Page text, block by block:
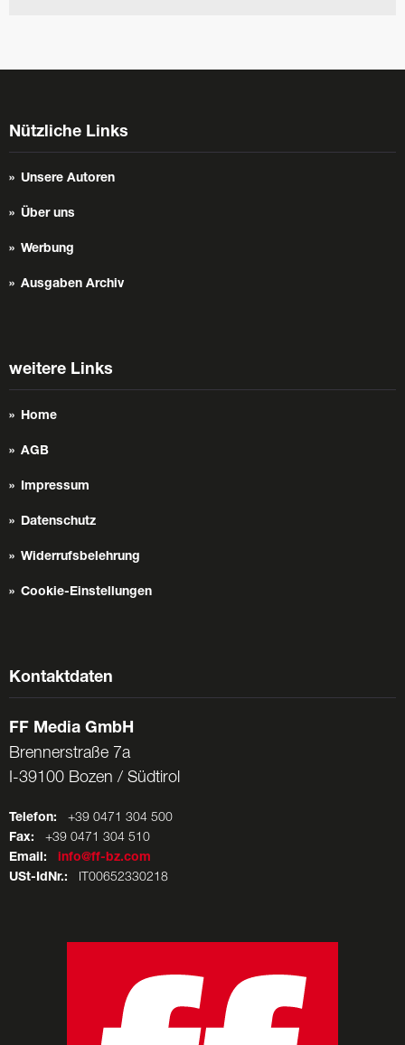
Nützliche Links
Unsere Autoren
Über uns
Werbung
Ausgaben Archiv
weitere Links
Home
AGB
Impressum
Datenschutz
Widerrufsbelehrung
Cookie-Einstellungen
Kontaktdaten
FF Media GmbH
Brennerstraße 7a
I-39100 Bozen / Südtirol
Telefon: +39 0471 304 500
Fax: +39 0471 304 510
Email:
info@ff-bz.com
USt-IdNr.: IT00652330218